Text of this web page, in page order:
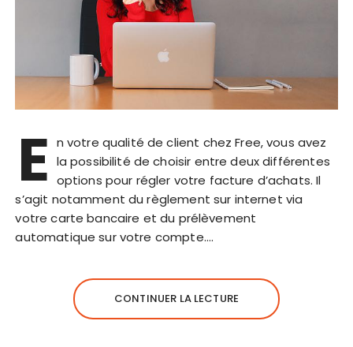
E n votre qualité de client chez Free, vous avez
la possibilité de choisir entre deux différentes
options pour régler votre facture d’achats. Il
s’agit notamment du règlement sur internet via
votre carte bancaire et du prélèvement
automatique sur votre compte….
CONTINUER LA LECTURE